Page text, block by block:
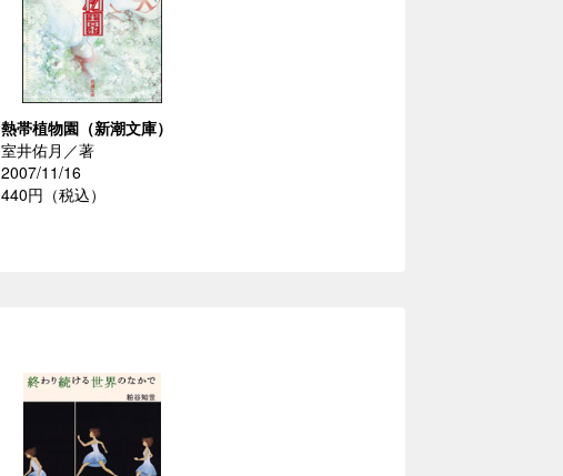
熱帯植物園（新潮文庫）
室井佑月／著
2007/11/16
440円（税込）